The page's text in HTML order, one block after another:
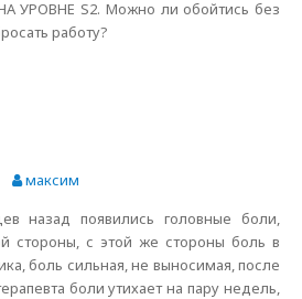
УРОВНЕ S2. Можно ли обойтись без
работу?
максим
назад появились головные боли,
стороны, с этой же стороны боль в
боль сильная, не выносимая, после
боли утихает на пару недель,